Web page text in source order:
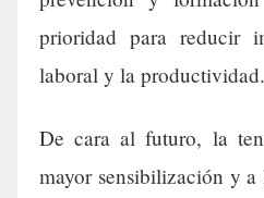
prioridad para reducir
laboral y la productividad.
De cara al futuro, la
mayor sensibilización y